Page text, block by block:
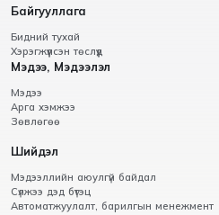
Байгууллага
Бидний тухай
Хэрэгжүүлсэн төслүүд
Мэдээ, Мэдээлэл
Мэдээ
Арга хэмжээ
Зөвлөгөө
Шийдэл
Мэдээллийн аюулгүй байдал
Сүлжээ дэд бүтэц
Автоматжуулалт, барилгын менежмент